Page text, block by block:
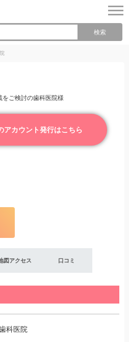
検索
をご検討の歯科医院様
アカウント発行はこちら
図アクセス 口コミ
科医院